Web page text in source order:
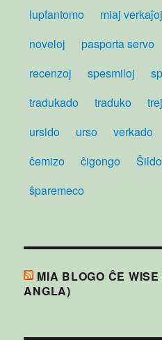
lupfantomo
miaj verkaĵoj
noveloj
pasporta servo
recenzoj
spesmiloj
tradukado
traduko
ursido
urso verkado
ĉemizo
ĉigongo
ŝparemeco
MIA BLOGO ĈE
ANGLA)